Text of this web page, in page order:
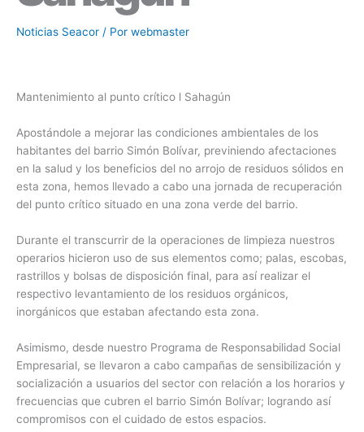
Noticias Seacor / Por webmaster
Mantenimiento al punto crítico l Sahagún
Apostándole a mejorar las condiciones ambientales de los
habitantes del barrio Simón Bolívar, previniendo afectaciones
en la salud y los beneficios del no arrojo de residuos sólidos en
esta zona, hemos llevado a cabo una jornada de recuperación
del punto crítico situado en una zona verde del barrio.
Durante el transcurrir de la operaciones de limpieza nuestros
operarios hicieron uso de sus elementos como; palas, escobas,
rastrillos y bolsas de disposición final, para así realizar el
respectivo levantamiento de los residuos orgánicos,
inorgánicos que estaban afectando esta zona.
Asimismo, desde nuestro Programa de Responsabilidad Social
Empresarial, se llevaron a cabo campañas de sensibilización y
socialización a usuarios del sector con relación a los horarios y
frecuencias que cubren el barrio Simón Bolívar; logrando así
compromisos con el cuidado de estos espacios.